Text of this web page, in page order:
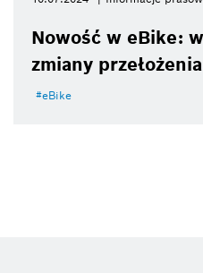
Nowość w eBike:
zmiany
eBike